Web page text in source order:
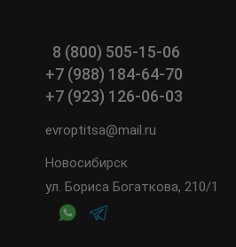
8 (800) 505-15-06
+7 (988) 184-64-70
+7 (923) 126-06-03
evroptitsa@mail.ru
Новосибирск
ул. Бориса Богаткова, 210/1